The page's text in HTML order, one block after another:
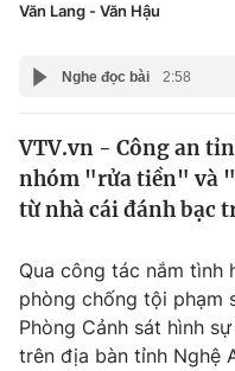
Thế giới
Thế giới đó đây
Câu chuyện quốc tế
Kinh tế
Tài chính
Thị trường
Dữ liệu và đời sống
Đời sống
Giáo dục
Văn Lang - Văn Hậu
Nghe đọc bài 2:58
VTV.vn - Công an
nhóm "rửa tiền" và
từ nhà cái đánh bạc
Qua công tác nắm tình
phòng chống tội phạm
Phòng Cảnh sát hình
trên địa bàn tỉnh Nghệ